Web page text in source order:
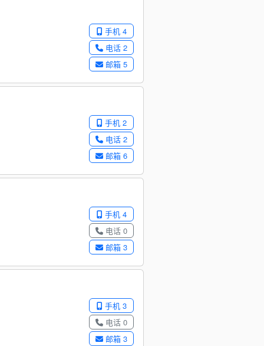
手机 4
电话 2
邮箱 5
手机 2
电话 2
邮箱 6
手机 4
电话 0
邮箱 3
手机 3
电话 0
邮箱 3